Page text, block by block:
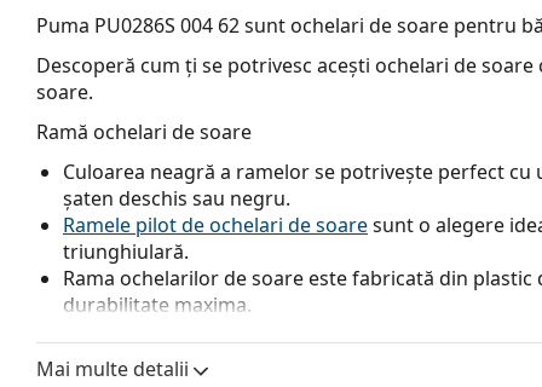
Puma PU0286S 004 62sunt ochelari de soare pentru
Descoperă cum ți se potrivesc acești ochelari de
soare.
Ramă ochelari de soare
Culoarea neagră a ramelor se potrivește perfect
șaten deschis sau negru.
Ramele pilot de ochelari de soaresunt o alegere
triunghiulară.
Rama ochelarilor de soare este fabricată din
durabilitate maxima.
Lentile ochelari de soare
Mai multe detalii